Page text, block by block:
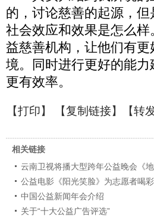
的，讨论慈善的起源，
社会效应和效果是怎么
益慈善机构，让他们有
境。同时进行更好的能
更有效率。
【打印】 【复制链接】【转
相关链接
云南卫视将播大型跨年公益晚会《地
公益电影《阳光笑脸》为志愿者喝彩
中国公益新闻年会介绍
关于“十大公益广告评选”